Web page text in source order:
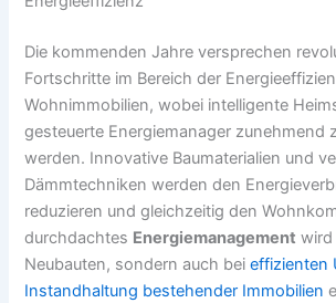
Die kommenden Jahre versprechen
Fortschritte im Bereich der
Wohnimmobilien, wobei intelligente
gesteuerte Energiemanager zunehmend
werden. Innovative Baumaterialien und
Dämmtechniken werden den
reduzieren und gleichzeitig den
durchdachtes Energiemanagement wird
Neubauten, sondern auch beieffizienten
Instandhaltung bestehender Immobilien